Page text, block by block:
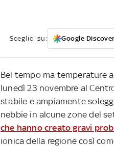
Sceglici su: Google Discover
Bel tempo ma temperature
lunedì 23 novembre al
stabile e ampiamente
nebbie in alcune zone del
che hanno creato gravi
ionica della regione così